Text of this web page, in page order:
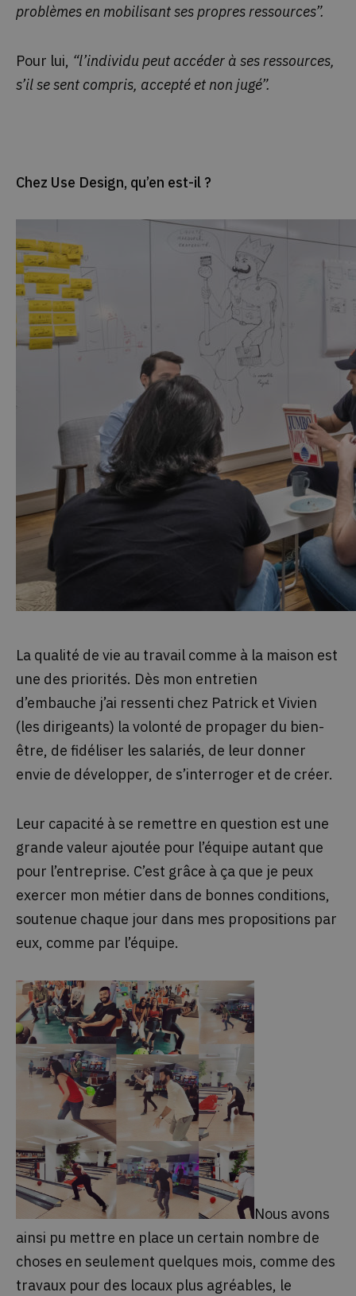
problèmes en mobilisant ses propres ressources”.
Pour lui, “l’individu peut accéder à ses ressources,
s’il se sent compris, accepté et non jugé”.
Chez Use Design, qu’en est-il ?
La qualité de vie au travail comme à la maison est
une des priorités. Dès mon entretien
d’embauche j’ai ressenti chez Patrick et Vivien
(les dirigeants) la volonté de propager du bien-
être, de fidéliser les salariés, de leur donner
envie de développer, de s’interroger et de créer.
Leur capacité à se remettre en question est une
grande valeur ajoutée pour l’équipe autant que
pour l’entreprise. C’est grâce à ça que je peux
exercer mon métier dans de bonnes conditions,
soutenue chaque jour dans mes propositions par
eux, comme par l’équipe.
Nous avons
ainsi pu mettre en place un certain nombre de
choses en seulement quelques mois, comme des
travaux pour des locaux plus agréables, le